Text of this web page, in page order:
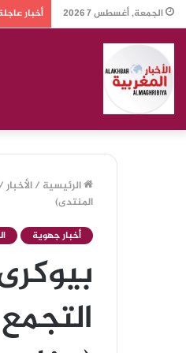
الجمعة, أغسطس 7 2026 أخبار
الرئيسية /الأخبار/
المنتدى)
أخبار جهوية